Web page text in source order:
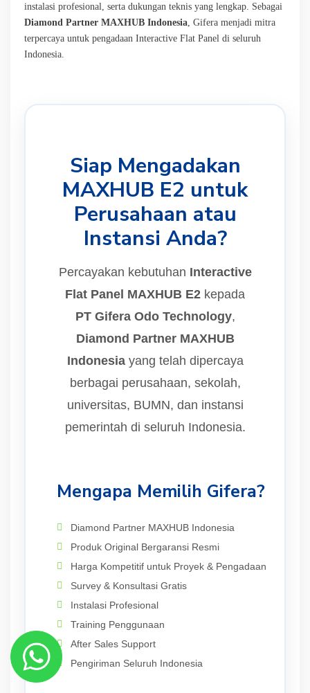
instalasi profesional, serta dukungan teknis yang lengkap. Sebagai
Diamond Partner MAXHUB Indonesia , Gifera menjadi mitra
terpercaya untuk pengadaan Interactive Flat Panel di seluruh
Indonesia.
Siap Mengadakan
MAXHUB E2 untuk
Perusahaan atau
Instansi Anda?
Percayakan kebutuhan Interactive
Flat Panel MAXHUB E2 kepada
PT Gifera Odo Technology,
Diamond Partner MAXHUB
Indonesiayang telah dipercaya
berbagai perusahaan, sekolah,
universitas, BUMN, dan instansi
pemerintah di seluruh Indonesia.
Mengapa Memilih Gifera?
Diamond Partner MAXHUB Indonesia
Produk Original Bergaransi Resmi
Harga Kompetitif untuk Proyek & Pengadaan
Survey & Konsultasi Gratis
Instalasi Profesional
Training Penggunaan
After Sales Support
Pengiriman Seluruh Indonesia